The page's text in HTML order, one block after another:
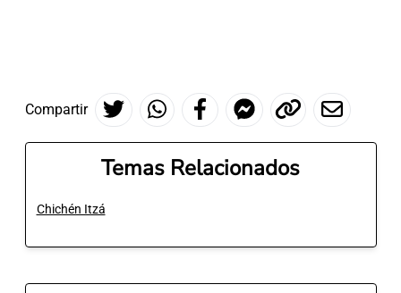
Compartir
Temas Relacionados
Chichén Itzá